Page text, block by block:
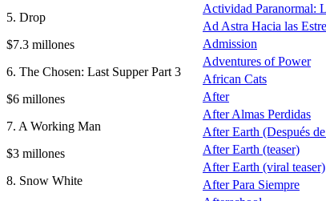
5. Drop
$7.3 millones
6. The Chosen: Last Supper Part 3
$6 millones
7. A Working Man
$3 millones
8. Snow White
Actividad Paranormal:
Ad Astra Hacia las
Admission
Adventures of Power
African Cats
After
After Almas Perdidas
After Earth (Después
After Earth (teaser)
After Earth (viral teaser)
After Para Siempre